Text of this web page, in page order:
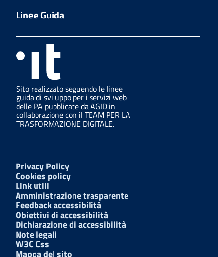
Linee Guida
Sito realizzato seguendo le linee
guida di sviluppo per i servizi web
delle PA pubblicate da AGID in
collaborazione con il TEAM PER LA
TRASFORMAZIONE DIGITALE.
Privacy Policy
Cookies policy
Link utili
Amministrazione trasparente
Feedback accessibilità
Obiettivi di accessibilità
Dichiarazione di accessibilità
Note legali
W3C Css
Mappa del sito